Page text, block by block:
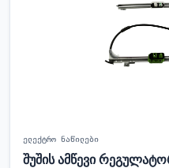
ელექტრო ნაწილები
შუშის ამწევი